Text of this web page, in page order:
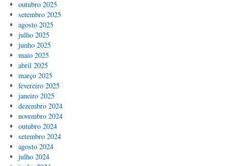
outubro 2025
setembro 2025
agosto 2025
julho 2025
junho 2025
maio 2025
abril 2025
março 2025
fevereiro 2025
janeiro 2025
dezembro 2024
novembro 2024
outubro 2024
setembro 2024
agosto 2024
julho 2024